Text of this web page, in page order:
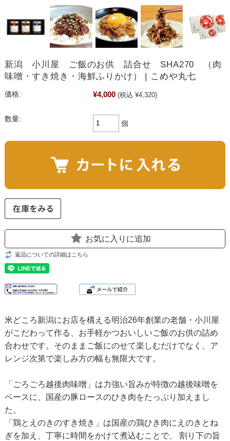
新潟 小川屋 ご飯のお供 詰合せ SHA270 （肉
味噌・すき焼き・海鮮ふりかけ） | こめや丸七
価格: ¥4,000 (税込 ¥4,320)
数量:
個
お気に入りに追加
返品についての詳細はこちら
米どころ新潟にお店を構える明治26年創業の老舗・小川屋
がこだわって作る、お手軽かつおいしいご飯のお供の詰め
合わせです。そのままご飯にのせて楽しむだけでなく、ア
レンジ次第で楽しみ方の幅も無限大です。
「ごろごろ越後肉味噌」は力強い旨みが特徴の越後味噌を
ベースに、国産の豚ロースのひき肉をたっぷり加えまし
た。
「鶏とえのきのすき焼き」は国産の鶏ひき肉にえのきとね
ぎを加え、丁寧に時間をかけて煮込むことで、 割り下の旨